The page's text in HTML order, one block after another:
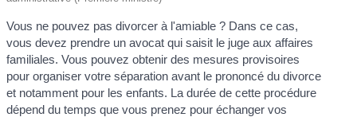
Vous ne pouvez pas divorcer à l'amiable ? Dans ce cas,
vous devez prendre un avocat qui saisit le juge aux affaires
familiales. Vous pouvez obtenir des mesures provisoires
pour organiser votre séparation avant le prononcé du divorce
et notamment pour les enfants. La durée de cette procédure
dépend du temps que vous prenez pour échanger vos